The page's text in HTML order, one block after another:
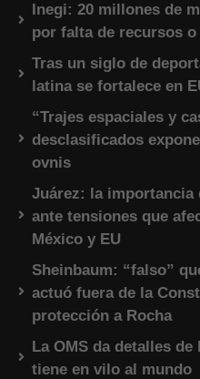
Inegi: 20 millones de
por falta de recursos
Tras un siglo de
latina se fortalece en
“Trajes espaciales y
desclasificados
ovnis
Juárez: la importancia
ante tensiones que
México y EU
Sheinbaum: “falso”
actuó fuera de la
protección a Rocha
La OMS da detalles
tiene en vilo al mundo